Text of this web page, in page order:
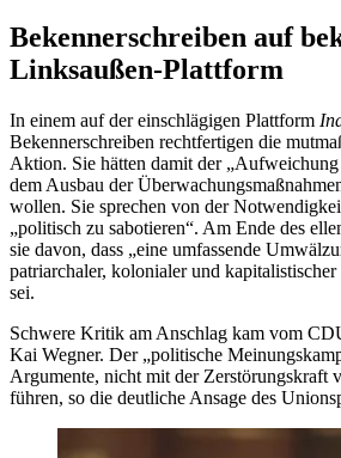
Bekennerschreiben auf
Linksaußen-Plattform
In einem auf der einschlägigen Plattform
Bekennerschreiben rechtfertigen die
Aktion. Sie hätten damit der
dem Ausbau der
wollen. Sie sprechen von der
„politisch zu sabotieren“. Am Ende des
sie davon, dass „eine umfassende
patriarchaler, kolonialer und kapitalistischer
sei.
Schwere Kritik am Anschlag kam vom
Kai Wegner. Der „politische
Argumente, nicht mit der Zerstörungskraft
führen, so die deutliche Ansage des